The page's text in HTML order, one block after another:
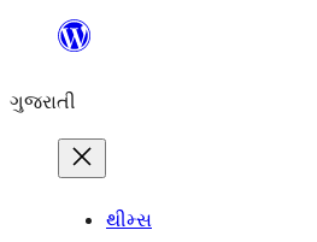
કંટેન્ટ(લખાણ)
જાઓ
ગુજરાતી
થીમ્સ